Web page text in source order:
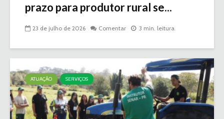
prazo para produtor rural se...
23 de julho de 2026 Comentar 3 min. leitura
ATUAÇÃO SERVIÇOS